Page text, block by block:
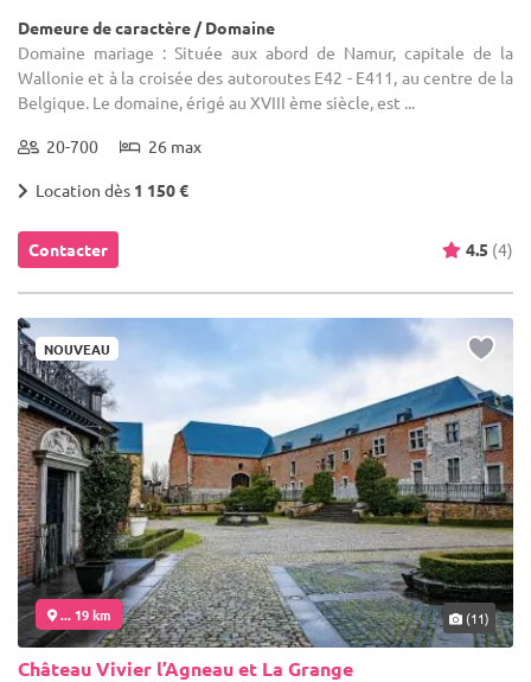
Demeure de caractère / Domaine
Domaine mariage : Située aux abord de Namur, capitale de la
Wallonie et à la croisée des autoroutes E42 - E411, au centre de la
Belgique. Le domaine, érigé au XVIII ème siècle, est ...
20-700 26 max
Location dès 1 150 €
Contacter 4.5 (4)
NOUVEAU
... 19 km (11)
Château Vivier l’Agneau et La Grange